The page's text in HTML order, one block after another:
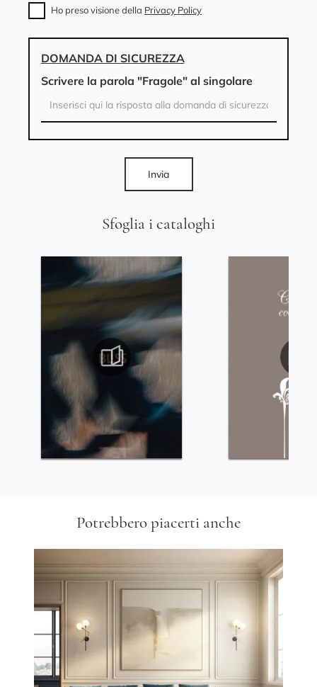
Sfoglia i cataloghi
Ho preso visione della Privacy Policy
DOMANDA DI SICUREZZA
Scrivere la parola "Fragole" al singolare
Invia
Potrebbero piacerti anche